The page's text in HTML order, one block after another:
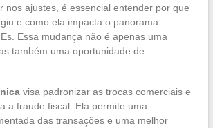
nos ajustes, é essencial entender por que
e como ela impacta o panorama
Essa mudança não é apenas uma
também uma oportunidade de
visa padronizar as trocas comerciais e
a fraude fiscal. Ela permite uma
das transações e uma melhor